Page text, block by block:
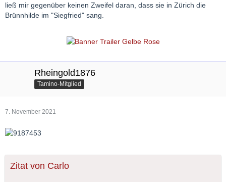
ließ mir gegenüber keinen Zweifel daran, dass sie in Zürich die
Brünnhilde im "Siegfried" sang.
Rheingold1876
Tamino-Mitglied
7. November 2021
Zitat von Carlo